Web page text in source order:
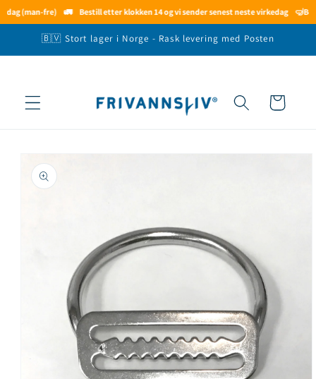
(man-fre) 🚛 Bestill etter klokken 14 og vi sender senest neste virkedag 🤿
til
innholdet
🇧🇻 Stort lager i Norge - Rask levering med Posten
Handlekurv